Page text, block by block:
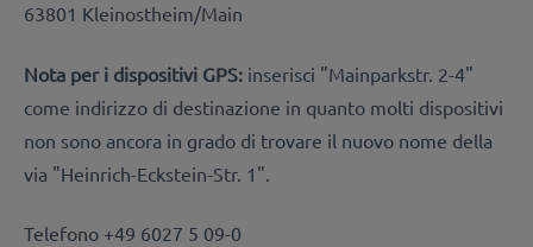
63801 Kleinostheim/Main
Nota per i dispositivi GPS: inserisci "Mainparkstr. 2-4"
come indirizzo di destinazione in quanto molti dispositivi
non sono ancora in grado di trovare il nuovo nome della
via "Heinrich-Eckstein-Str. 1".
Telefono +49 6027 5 09-0